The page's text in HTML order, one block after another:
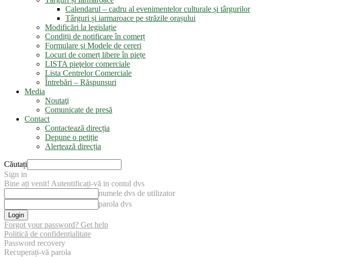
Calendarul – cadru al evenimentelor culturale și târgurilor
Târguri și iarmaroace pe străzile orașului
Modificări la legislație
Condiții de notificare în comerț
Formulare şi Modele de cereri
Locuri de comerț libere în piețe
LISTA pieţelor comerciale
Lista Centrelor Comerciale
Întrebări – Răspunsuri
Media
Noutaţi
Comunicate de presă
Contact
Contactează direcția
Depune o petiție
Alertează direcția
Căutați
Sign in
Bine ați venit! Autentificați-vă in contul dvs
numele dvs de utilizator
parola dvs
Forgot your password? Get help
Politică de confidențialitate
Password recovery
Recuperați-vă parola